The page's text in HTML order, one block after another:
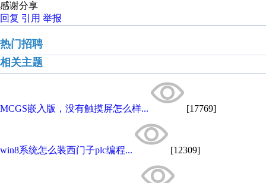
感谢分享
回复 引用 举报
热门招聘
相关主题
MCGS嵌入版，没有触摸屏怎么样... [17769]
win8系统怎么装西门子plc编程... [12309]